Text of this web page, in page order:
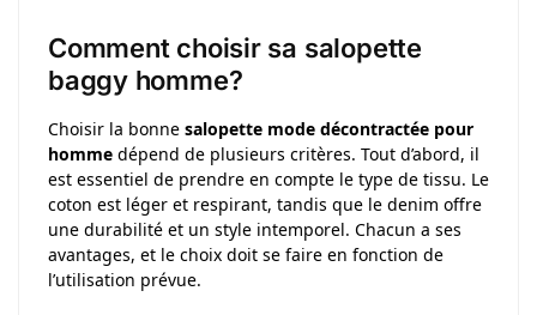
Comment choisir sa salopette
baggy homme?
Choisir la bonne salopette mode décontractée pour
homme dépend de plusieurs critères. Tout d’abord, il
est essentiel de prendre en compte le type de tissu. Le
coton est léger et respirant, tandis que le denim offre
une durabilité et un style intemporel. Chacun a ses
avantages, et le choix doit se faire en fonction de
l’utilisation prévue.